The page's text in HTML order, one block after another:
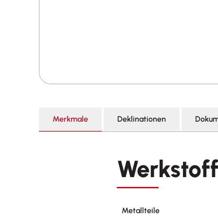
Merkmale Deklinationen
Metallteile